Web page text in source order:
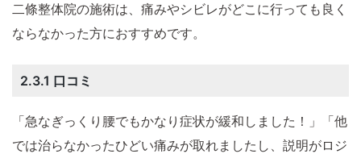
二條整体院の施術は、痛みやシビレがどこに行っても良く
ならなかった方におすすめです。
2.3.1 口コミ
「急なぎっくり腰でもかなり症状が緩和しました！」「他
では治らなかったひどい痛みが取れましたし、説明がロジ